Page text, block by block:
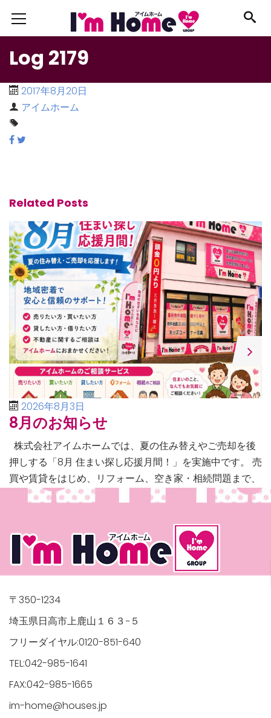
Log 2179
2017年8月20日
アイムホーム
Related Posts
2026年8月3日
8月のお知らせ
株式会社アイムホームでは、夏の住み替えやご売却を後
押しする「8月 住まい探し応援月間！」を実施中です。 売
買や賃貸をはじめ、リフォーム、空き家・相続問題まで、
不動産に関するあらゆるご相談に幅広く対応いたしま […]
〒350-1234
埼玉県日高市上鹿山１６３−５
フリーダイヤル:0120-851-640
TEL:042-985-1641
FAX:042-985-1665
im-home@houses.jp